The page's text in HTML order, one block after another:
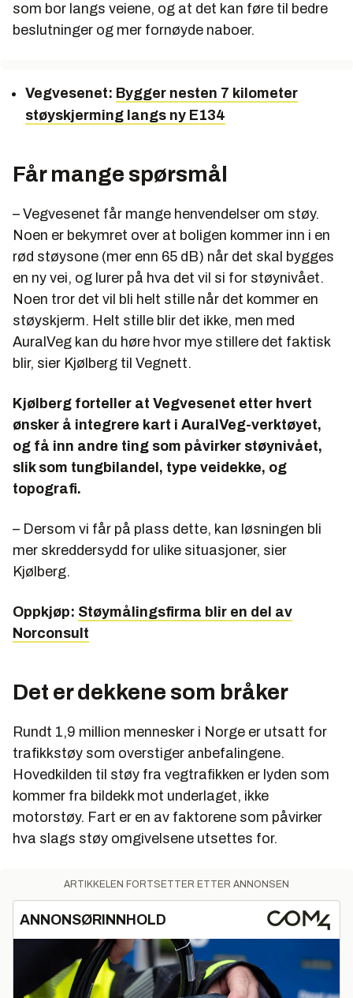
som bor langs veiene, og at det kan føre til bedre
beslutninger og mer fornøyde naboer.
Vegvesenet: Bygger nesten 7 kilometer
støyskjerming langs ny E134
Får mange spørsmål
– Vegvesenet får mange henvendelser om støy.
Noen er bekymret over at boligen kommer inn i en
rød støysone (mer enn 65 dB) når det skal bygges
en ny vei, og lurer på hva det vil si for støynivået.
Noen tror det vil bli helt stille når det kommer en
støyskjerm. Helt stille blir det ikke, men med
AuralVeg kan du høre hvor mye stillere det faktisk
blir, sier Kjølberg til Vegnett.
Kjølberg forteller at Vegvesenet etter hvert
ønsker å integrere kart i AuralVeg-verktøyet,
og få inn andre ting som påvirker støynivået,
slik som tungbilandel, type veidekke, og
topografi.
– Dersom vi får på plass dette, kan løsningen bli
mer skreddersydd for ulike situasjoner, sier
Kjølberg.
Oppkjøp: Støymålingsfirma blir en del av
Norconsult
Det er dekkene som bråker
Rundt 1,9 million mennesker i Norge er utsatt for
trafikkstøy som overstiger anbefalingene.
Hovedkilden til støy fra vegtrafikken er lyden som
kommer fra bildekk mot underlaget, ikke
motorstøy. Fart er en av faktorene som påvirker
hva slags støy omgivelsene utsettes for.
ARTIKKELEN FORTSETTER ETTER ANNONSEN
ANNONSØRINNHOLD